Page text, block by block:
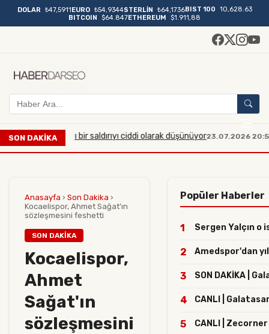
DOLAR ₺47,5911EURO ₺54,9344STERLİN ₺64,1736BIST 100
10,628.63
BITCOIN
$64.847ETHEREUM $1.911,88
SON DAKİKA
çaplı bir saldırıyı ciddi olarak düşünüyor23.07.2026 20:54
Anasayfa › Son Dakika ›
Kocaelispor, Ahmet Sağat'ın
sözleşmesini feshetti
SON DAKIKA
Kocaelispor,
Ahmet
Sağat'ın
sözleşmesini
Popüler Haberler
1 Sergen Yalçın
2 Amedspor'dan
3 SON DAKİKA |
4 CANLI |
5 CANLI |